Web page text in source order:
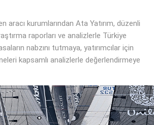
aracı kurumlarından Ata Yatırım, düzenli
raporları ve analizlerle Türkiye
nabzını tutmaya, yatırımcılar için
kapsamlı analizlerle değerlendirmeye